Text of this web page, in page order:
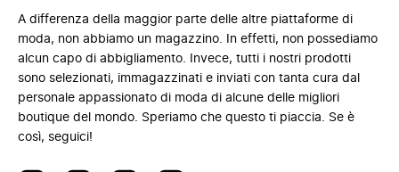
A differenza della maggior parte delle altre piattaforme di
moda, non abbiamo un magazzino. In effetti, non possediamo
alcun capo di abbigliamento. Invece, tutti i nostri prodotti
sono selezionati, immagazzinati e inviati con tanta cura dal
personale appassionato di moda di alcune delle migliori
boutique del mondo. Speriamo che questo ti piaccia. Se è
così, seguici!